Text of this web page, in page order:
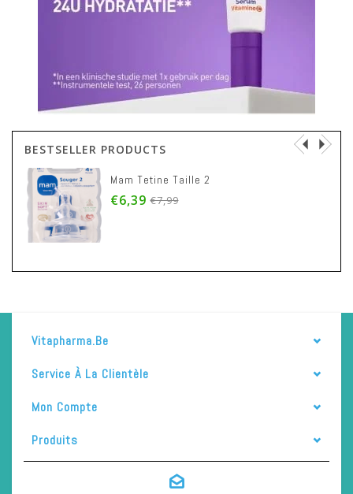
BESTSELLER PRODUCTS
Mam Tetine Taille 2
€6,39 €7,99
Vitapharma.be
Service À La Clientèle
Mon Compte
Produits